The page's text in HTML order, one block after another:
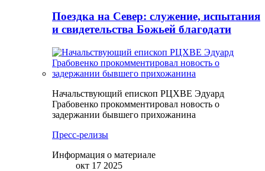
Поездка на Север: служение, испытания
и свидетельства Божьей благодати
Начальствующий епископ РЦХВЕ Эдуард
Грабовенко прокомментировал новость о
задержании бывшего прихожанина
Пресс-релизы
Информация о материале
окт 17 2025